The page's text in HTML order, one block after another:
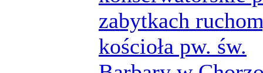
zabytkach
kościoła pw. św.